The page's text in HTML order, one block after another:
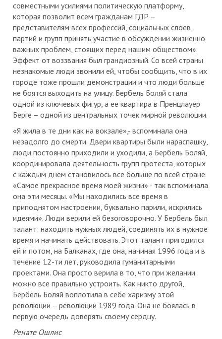
совместными усилиями политическую платформу,
которая позволит всем гражданам ГДР –
представителям всех профессий, социальных слоев,
партий и групп принять участие в обсуждении жизненно
важных проблем, стоящих перед нашим обществом».
Эффект от воззвания был грандиозный. Со всей страны
незнакомые люди звонили ей, чтобы сообщить, что в их
городе тоже прошли демонстрации и что люди больше
не боятся выходить на улицу. Бербель Боляй стала
одной из ключевых фигур, а ее квартира в Пренцлауер
Берге – одной из центральных точек мирной революции.
«Я жила в те дни как на вокзале»,- вспоминала она
незадолго до смерти. Двери квартиры были нараспашку,
люди постоянно приходили и уходили, а Бербель Боляй,
координировала деятельность групп протеста, которых
с каждым днем становилось все больше по всей стране.
«Самое прекрасное время моей жизни» - так вспоминала
она эти месяцы. «Мы находились все время в
приподнятом настроении, буквально парили, искрились
идеями». Люди верили ей безоговорочно. У Бербель был
талант: находить нужных людей, соединять их в нужное
время и начинать действовать. Этот талант пригодился
ей и потом, на Балканах, где она, начиная 1996 года и в
течение 12-ти лет, руководила гуманитарными
проектами. Она просто верила в то, что при желании
можно все правильно устроить. Как никто другой,
Бербель Боляй воплотила в себе харизму этой
революции – революции 1989 года. Она не боялась в
первую очередь доверять своему сердцу.
Ренате Ошлис